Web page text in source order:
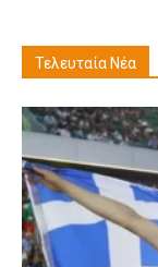
Τελευταία Νέα